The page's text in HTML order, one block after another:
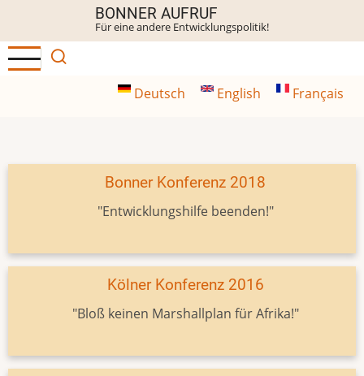
Inhalt
BONNER AUFRUF
Für eine andere Entwicklungspolitik!
Deutsch English Français
Bonner Konferenz 2018
"Entwicklungshilfe beenden!"
Kölner Konferenz 2016
"Bloß keinen Marshallplan für Afrika!"